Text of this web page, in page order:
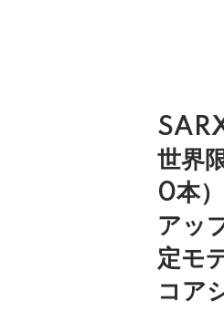
世界
0本）
アッ
定モ
コア